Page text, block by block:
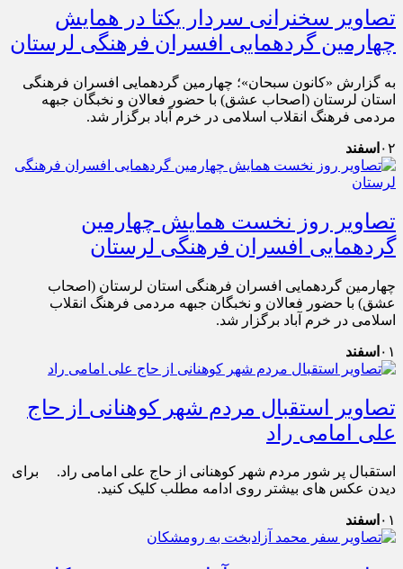
تصاویر سخنرانی سردار یکتا در همایش
چهارمین گردهمایی افسران فرهنگی لرستان
به گزارش «کانون سبحان»؛ چهارمین گردهمایی افسران فرهنگی
استان لرستان (اصحاب عشق) با حضور فعالان و نخبگان جبهه
مردمی فرهنگ انقلاب اسلامی در خرم آباد برگزار شد.
۰۲ اسفند
تصاویر روز نخست همایش چهارمین
گردهمایی افسران فرهنگی لرستان
چهارمین گردهمایی افسران فرهنگی استان لرستان (اصحاب
عشق) با حضور فعالان و نخبگان جبهه مردمی فرهنگ انقلاب
اسلامی در خرم آباد برگزار شد.
۰۱ اسفند
تصاویر استقبال مردم شهر کوهنانی از حاج
علی امامی راد
استقبال پر شور مردم شهر کوهنانی از حاج علی امامی راد. برای
دیدن عکس های بیشتر روی ادامه مطلب کلیک کنید.
۰۱ اسفند